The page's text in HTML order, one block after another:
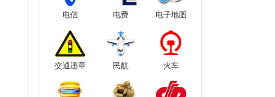
电信 电费 电子地图
交通违章 民航 火车